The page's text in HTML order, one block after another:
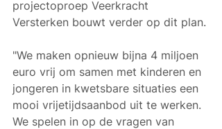
projectoproep Veerkracht
Versterken bouwt verder op dit plan.
"We maken opnieuw bijna 4 miljoen
euro vrij om samen met kinderen en
jongeren in kwetsbare situaties een
mooi vrijetijdsaanbod uit te werken.
We spelen in op de vragen van